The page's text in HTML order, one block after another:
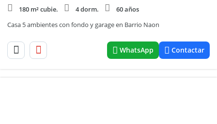
180 m² cubie.
4 dorm.
60 años
Casa 5 ambientes con fondo y garage en Barrio Naon
WhatsApp Contactar